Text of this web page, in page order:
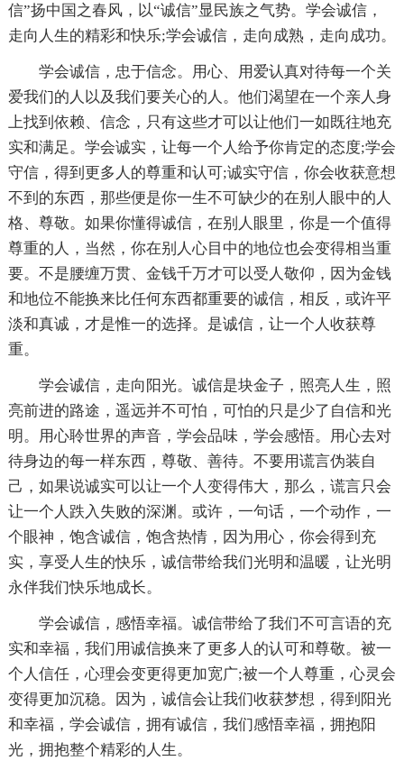
信”扬中国之春风，以“诚信”显民族之气势。学会诚信，
走向人生的精彩和快乐;学会诚信，走向成熟，走向成功。
学会诚信，忠于信念。用心、用爱认真对待每一个关
爱我们的人以及我们要关心的人。他们渴望在一个亲人身
上找到依赖、信念，只有这些才可以让他们一如既往地充
实和满足。学会诚实，让每一个人给予你肯定的态度;学会
守信，得到更多人的尊重和认可;诚实守信，你会收获意想
不到的东西，那些便是你一生不可缺少的在别人眼中的人
格、尊敬。如果你懂得诚信，在别人眼里，你是一个值得
尊重的人，当然，你在别人心目中的地位也会变得相当重
要。不是腰缠万贯、金钱千万才可以受人敬仰，因为金钱
和地位不能换来比任何东西都重要的诚信，相反，或许平
淡和真诚，才是惟一的选择。是诚信，让一个人收获尊
重。
学会诚信，走向阳光。诚信是块金子，照亮人生，照
亮前进的路途，遥远并不可怕，可怕的只是少了自信和光
明。用心聆世界的声音，学会品味，学会感悟。用心去对
待身边的每一样东西，尊敬、善待。不要用谎言伪装自
己，如果说诚实可以让一个人变得伟大，那么，谎言只会
让一个人跌入失败的深渊。或许，一句话，一个动作，一
个眼神，饱含诚信，饱含热情，因为用心，你会得到充
实，享受人生的快乐，诚信带给我们光明和温暖，让光明
永伴我们快乐地成长。
学会诚信，感悟幸福。诚信带给了我们不可言语的充
实和幸福，我们用诚信换来了更多人的认可和尊敬。被一
个人信任，心理会变更得更加宽广;被一个人尊重，心灵会
变得更加沉稳。因为，诚信会让我们收获梦想，得到阳光
和幸福，学会诚信，拥有诚信，我们感悟幸福，拥抱阳
光，拥抱整个精彩的人生。